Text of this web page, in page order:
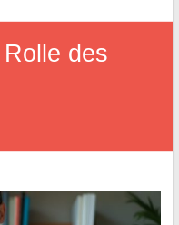
des